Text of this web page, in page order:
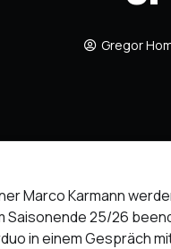
Gregor
Marco Karmann
Saisonende 25/26
in einem Gespräch